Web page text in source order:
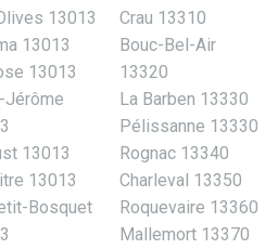
13013
13013
13013
Jérôme
13013
13013
Bosquet
Crau 13310
Bouc-Bel-Air
13320
La Barben 13330
Pélissanne 13330
Rognac 13340
Charleval 13350
Roquevaire 13360
Mallemort 13370